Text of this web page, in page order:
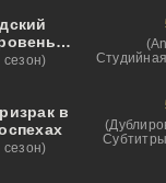
сезон)
в
сезон)